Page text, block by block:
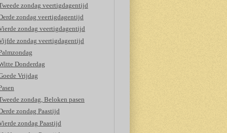
zondag veertigdagentijd
zondag veertigdagentijd
zondag veertigdagentijd
zondag veertigdagentijd
Donderdag
Vrijdag
zondag, Beloken pasen
zondag Paastijd
zondag Paastijd